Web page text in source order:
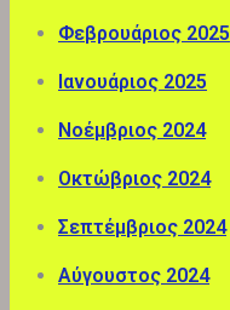
Φεβρουάριος 2025
Ιανουάριος 2025
Νοέμβριος 2024
Οκτώβριος 2024
Σεπτέμβριος 2024
Αύγουστος 2024